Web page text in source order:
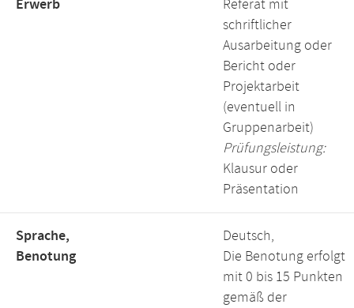
Erwerb
Referat mit
schriftlicher
Ausarbeitung oder
Bericht oder
Projektarbeit
(eventuell in
Gruppenarbeit)
Prüfungsleistung:
Klausur oder
Präsentation
Sprache,
Benotung
Deutsch,
Die Benotung erfolgt
mit 0 bis 15 Punkten
gemäß der